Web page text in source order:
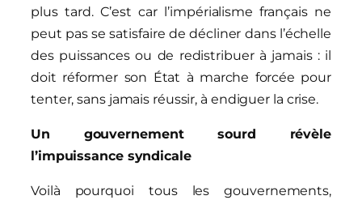
plus tard. C’est car l’impérialisme français ne
peut pas se satisfaire de décliner dans l’échelle
des puissances ou de redistribuer à jamais : il
doit réformer son État à marche forcée pour
tenter, sans jamais réussir, à endiguer la crise.
Un gouvernement sourd révèle
l’impuissance syndicale
Voilà pourquoi tous les gouvernements,